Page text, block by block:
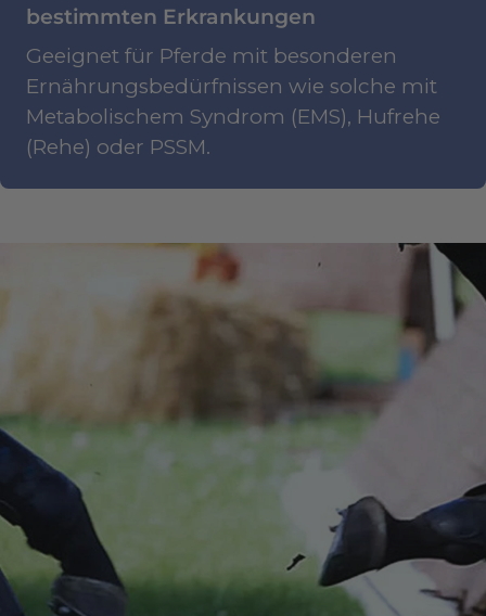
bestimmten Erkrankungen
Geeignet für Pferde mit besonderen
Ernährungsbedürfnissen wie solche mit
Metabolischem Syndrom (EMS), Hufrehe
(Rehe) oder PSSM.